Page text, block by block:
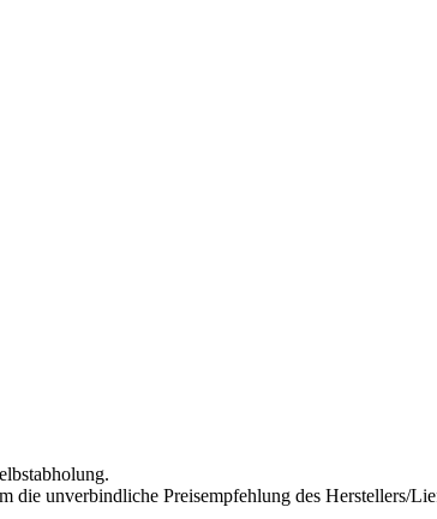
unverbindliche Preisempfehlung des Herstellers/